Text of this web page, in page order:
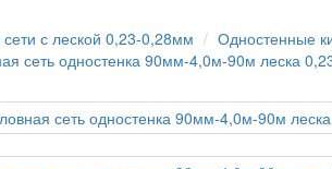
с леской 0,23-0,28мм
Одностенные
сеть одностенка 90мм-4,0м-90м леска